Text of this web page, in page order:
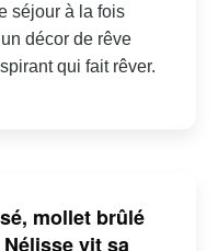
séjour à la fois
décor de rêve
qui fait rêver.
mollet brûlé
vit sa